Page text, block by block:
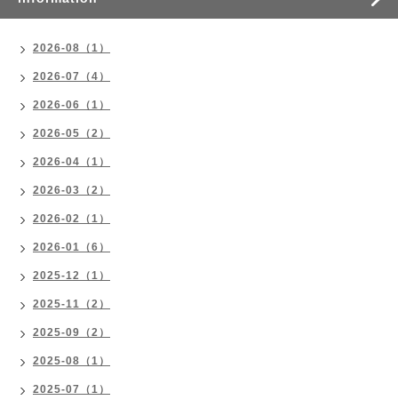
2026-08（1）
2026-07（4）
2026-06（1）
2026-05（2）
2026-04（1）
2026-03（2）
2026-02（1）
2026-01（6）
2025-12（1）
2025-11（2）
2025-09（2）
2025-08（1）
2025-07（1）